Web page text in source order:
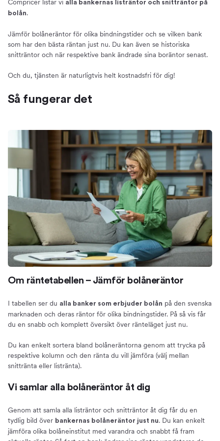
Vilken ränta kan du få?
5 tips - Så får du bästa bolåneräntan
Lägre ränta med Grönt Bolån
Effektiv ränta och månadskostnad
Prognos – Hur kommer boräntorna bli framöver?
Compricer listar vi alla bankernas listräntor och snitträntor på
bolån.
Jämför bolåneräntor för olika bindningstider och se vilken bank
som har den bästa räntan just nu. Du kan även se historiska
snitträntor och när respektive bank ändrade sina boräntor senast.
Och du, tjänsten är naturligtvis helt kostnadsfri för dig!
Så fungerar det
Om räntetabellen – Jämför bolåneräntor
I tabellen ser du alla banker som erbjuder bolån på den svenska
marknaden och deras räntor för olika bindningstider. På så vis får
du en snabb och komplett översikt över ränteläget just nu.
Du kan enkelt sortera bland bolåneräntorna genom att trycka på
respektive kolumn och den ränta du vill jämföra (välj mellan
snittränta eller listränta).
Vi samlar alla bolåneräntor åt dig
Genom att samla alla listräntor och snitträntor åt dig får du en
tydlig bild över bankernas bolåneräntor just nu. Du kan enkelt
jämföra olika bolåneinstitut med varandra och snabbt få fram